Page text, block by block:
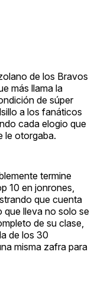
de los Bravos
más llama la
de súper
a los fanáticos
cada elogio que
le otorgaba.
termine
10 en jonrones,
que cuenta
que lleva no solo se
de su clase,
de los 30
misma zafra para